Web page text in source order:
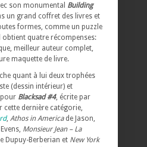
son monumental Building
un grand coffret des livres et
formes, comme un puzzle
quatre récompenses:
meilleur auteur complet,
maquette de livre.
quant à lui deux trophées
(dessin intérieur) et
pour Blacksad #4, écrite par
cette dernière catégorie,
, Athos in Americade Jason,
Monsieur Jean – La
Dupuy-Berberian et New York